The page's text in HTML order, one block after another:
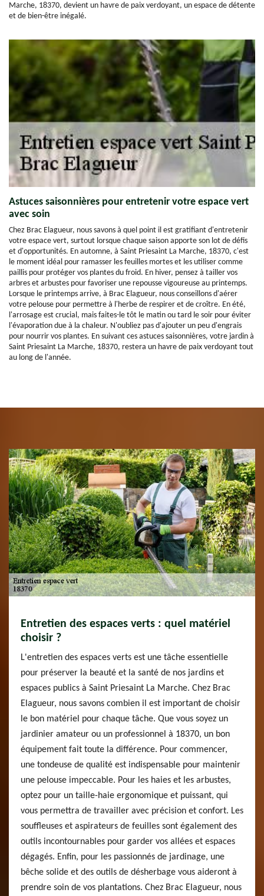
Marche, 18370, devient un havre de paix verdoyant, un espace de détente
et de bien-être inégalé.
Astuces saisonnières pour entretenir votre espace vert
avec soin
Chez Brac Elagueur, nous savons à quel point il est gratifiant d'entretenir
votre espace vert, surtout lorsque chaque saison apporte son lot de défis
et d'opportunités. En automne, à Saint Priesaint La Marche, 18370, c'est
le moment idéal pour ramasser les feuilles mortes et les utiliser comme
paillis pour protéger vos plantes du froid. En hiver, pensez à tailler vos
arbres et arbustes pour favoriser une repousse vigoureuse au printemps.
Lorsque le printemps arrive, à Brac Elagueur, nous conseillons d'aérer
votre pelouse pour permettre à l'herbe de respirer et de croître. En été,
l'arrosage est crucial, mais faites-le tôt le matin ou tard le soir pour éviter
l'évaporation due à la chaleur. N'oubliez pas d'ajouter un peu d'engrais
pour nourrir vos plantes. En suivant ces astuces saisonnières, votre jardin à
Saint Priesaint La Marche, 18370, restera un havre de paix verdoyant tout
au long de l'année.
Entretien des espaces verts : quel matériel
choisir ?
L'entretien des espaces verts est une tâche essentielle
pour préserver la beauté et la santé de nos jardins et
espaces publics à Saint Priesaint La Marche. Chez Brac
Elagueur, nous savons combien il est important de choisir
le bon matériel pour chaque tâche. Que vous soyez un
jardinier amateur ou un professionnel à 18370, un bon
équipement fait toute la différence. Pour commencer,
une tondeuse de qualité est indispensable pour maintenir
une pelouse impeccable. Pour les haies et les arbustes,
optez pour un taille-haie ergonomique et puissant, qui
vous permettra de travailler avec précision et confort. Les
souffleuses et aspirateurs de feuilles sont également des
outils incontournables pour garder vos allées et espaces
dégagés. Enfin, pour les passionnés de jardinage, une
bêche solide et des outils de désherbage vous aideront à
prendre soin de vos plantations. Chez Brac Elagueur, nous